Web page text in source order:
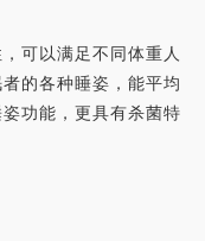
可以满足不同体重人
的各种睡姿，能平均
功能，更具有杀菌特